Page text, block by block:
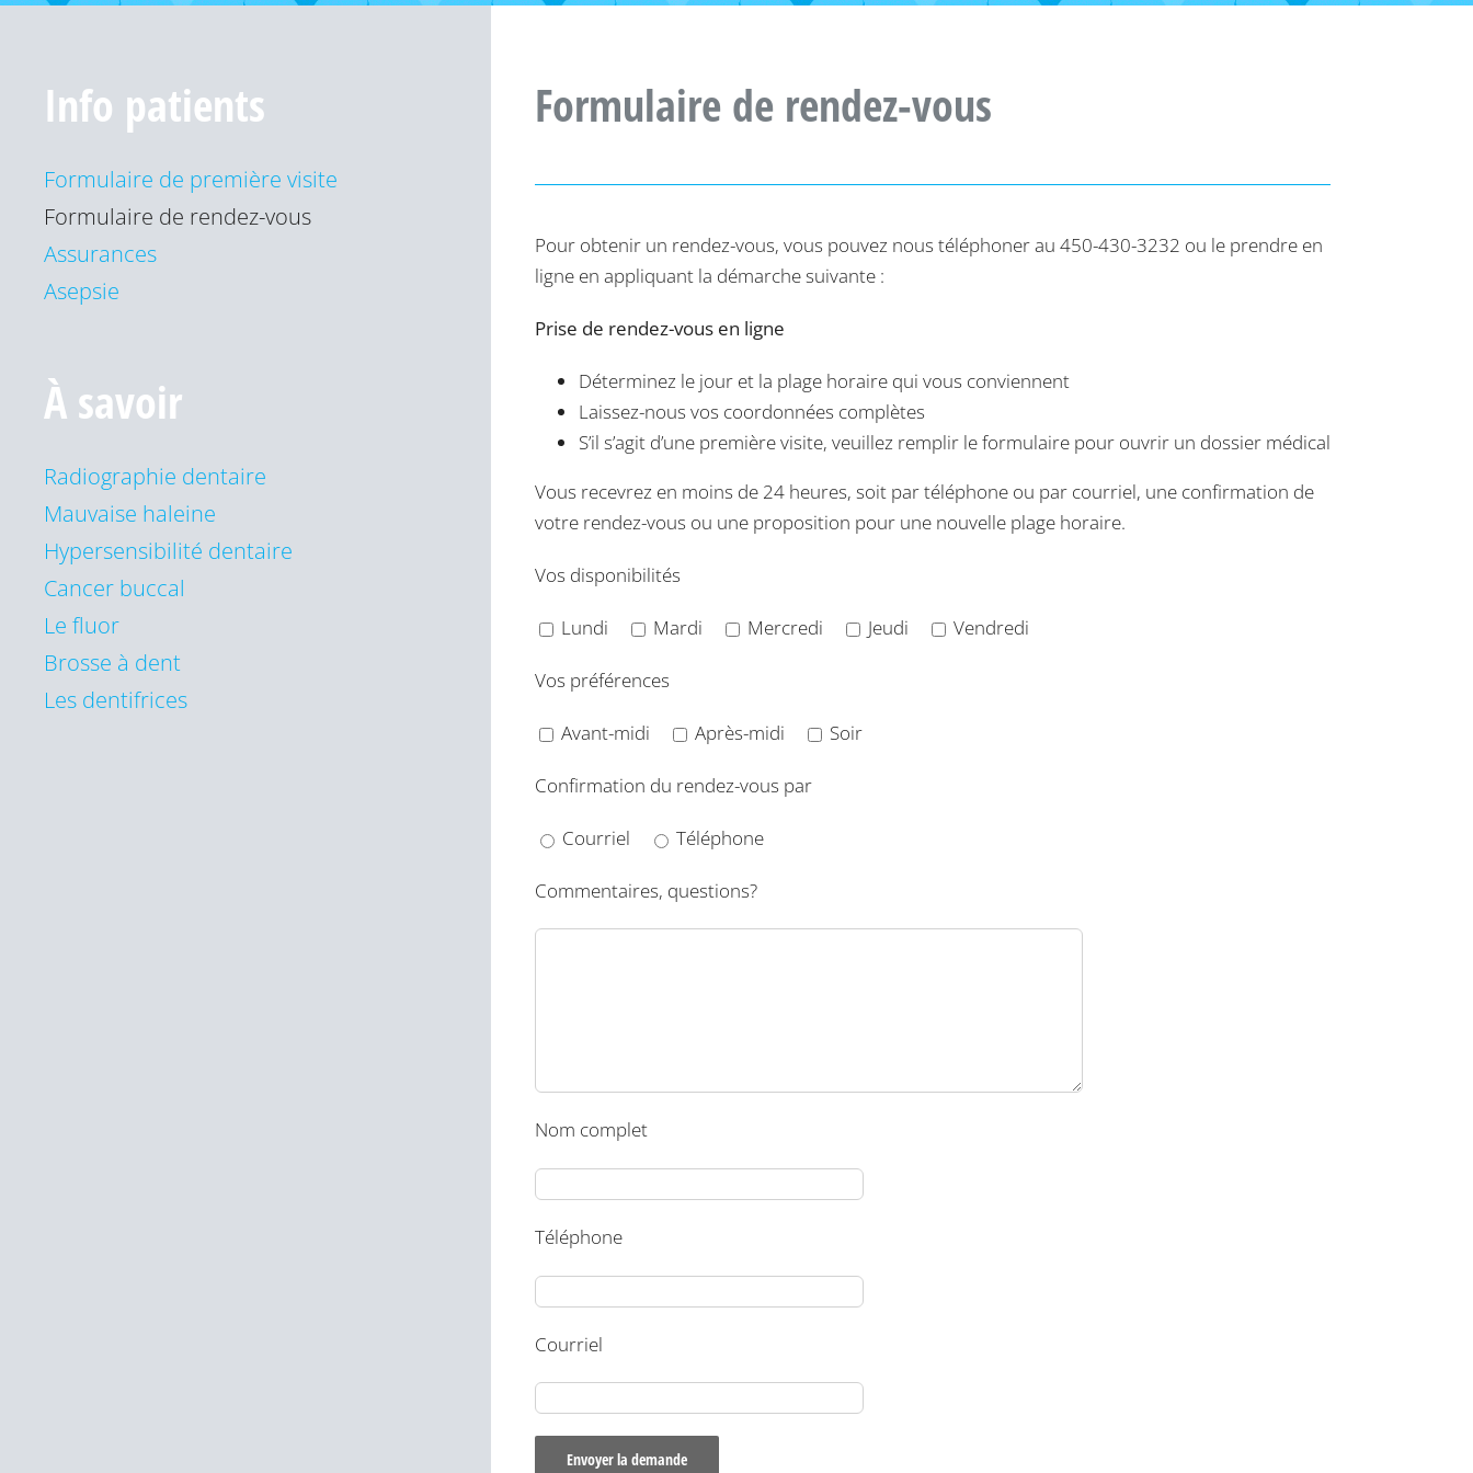
Info patients
Formulaire de première visite
Formulaire de rendez-vous
Assurances
Asepsie
À savoir
Radiographie dentaire
Mauvaise haleine
Hypersensibilité dentaire
Cancer buccal
Le fluor
Brosse à dent
Les dentifrices
Formulaire de rendez-vous
Pour obtenir un rendez-vous, vous pouvez nous téléphoner au 450-430-3232 ou le prendre en
ligne en appliquant la démarche suivante :
Prise de rendez-vous en ligne
Déterminez le jour et la plage horaire qui vous conviennent
Laissez-nous vos coordonnées complètes
S’il s’agit d’une première visite, veuillez remplir le formulaire pour ouvrir un dossier médical
Vous recevrez en moins de 24 heures, soit par téléphone ou par courriel, une confirmation de
votre rendez-vous ou une proposition pour une nouvelle plage horaire.
Vos disponibilités
Lundi Mardi Mercredi Jeudi Vendredi
Vos préférences
Avant-midi Après-midi Soir
Confirmation du rendez-vous par
Courriel Téléphone
Commentaires, questions?
Nom complet
Téléphone
Courriel